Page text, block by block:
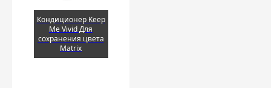
Кондиционер Keep
Me Vivid Для
сохранения цвета
Matrix